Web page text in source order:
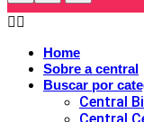
Home
Sobre a central
Buscar por
Central